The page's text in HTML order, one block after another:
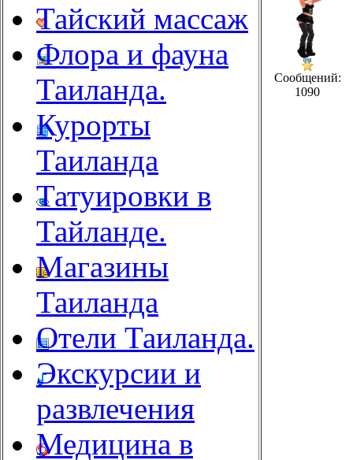
Тайский массаж
Флора и фауна
Таиланда.
Курорты
Таиланда
Татуировки в
Тайланде.
Магазины
Таиланда
Отели Таиланда.
Экскурсии и
развлечения
Медицина в
Сообщений:
1090